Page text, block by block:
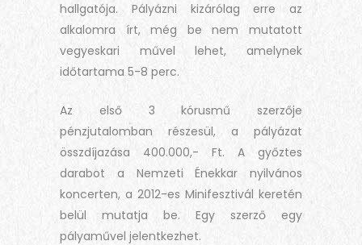
hallgatója. Pályázni kizárólag erre az
alkalomra írt, még be nem mutatott
vegyeskari művel lehet, amelynek
időtartama 5-8 perc.
Az első 3 kórusmű szerzője
pénzjutalomban részesül, a pályázat
összdíjazása 400.000,- Ft. A győztes
darabot a Nemzeti Énekkar nyilvános
koncerten, a 2012-es Minifesztivál keretén
belül mutatja be. Egy szerző egy
pályaművel jelentkezhet.